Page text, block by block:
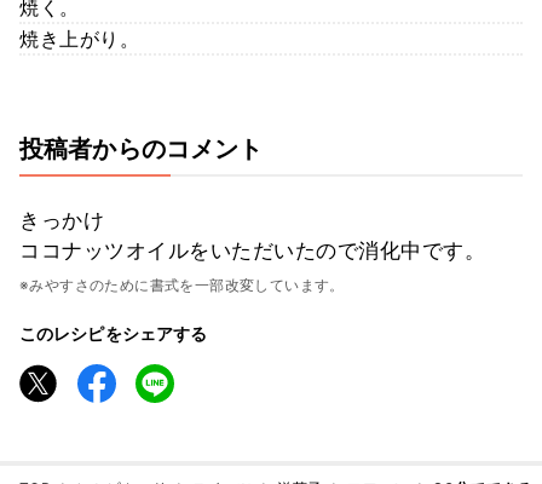
焼く。
焼き上がり。
投稿者からのコメント
きっかけ
ココナッツオイルをいただいたので消化中です。
※みやすさのために書式を一部改変しています。
このレシピをシェアする